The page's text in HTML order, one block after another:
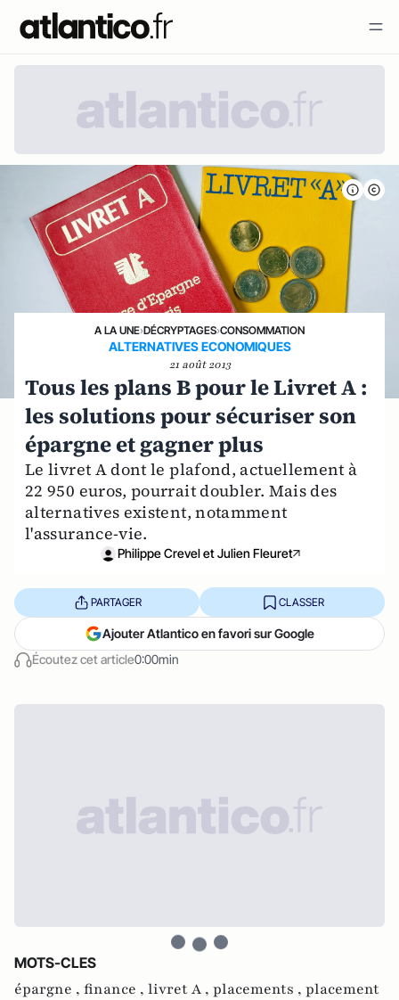
A LA UNE›DÉCRYPTAGES›CONSOMMATION
ALTERNATIVES ECONOMIQUES
21 août 2013
Tous les plans B pour le Livret A :
les solutions pour sécuriser son
épargne et gagner plus
Le livret A dont le plafond, actuellement à
22 950 euros, pourrait doubler. Mais des
alternatives existent, notamment
l'assurance-vie.
Philippe Crevel et Julien Fleuret
Écoutez cet article0:00min
PARTAGER CLASSER
Ajouter Atlantico en favori sur Google
MOTS-CLES
épargne , finance , livret A , placements , placement